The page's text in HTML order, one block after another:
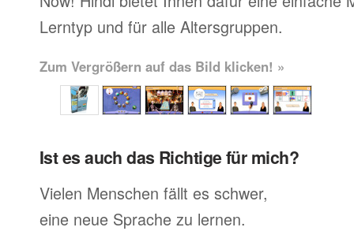
Lerntyp und für alle Altersgruppen.
Zum Vergrößern auf das Bild klicken! »
Ist es auch das Richtige für mich?
Vielen Menschen fällt es schwer,
eine neue Sprache zu lernen.